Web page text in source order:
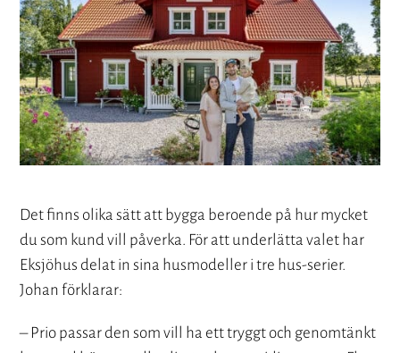
Det finns olika sätt att bygga beroende på hur mycket
du som kund vill påverka. För att underlätta valet har
Eksjöhus delat in sina husmodeller i tre hus-serier.
Johan förklarar:
– Prio passar den som vill ha ett tryggt och genomtänkt